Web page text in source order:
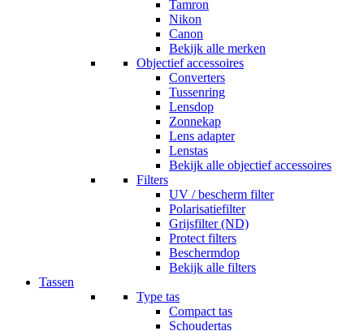
Tamron
Nikon
Canon
Bekijk alle merken
Objectief accessoires
Converters
Tussenring
Lensdop
Zonnekap
Lens adapter
Lenstas
Bekijk alle objectief accessoires
Filters
UV / bescherm filter
Polarisatiefilter
Grijsfilter (ND)
Protect filters
Beschermdop
Bekijk alle filters
Tassen
Type tas
Compact tas
Schoudertas